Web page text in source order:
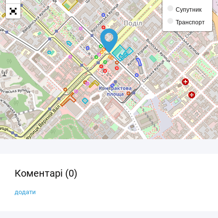
What you want 18 м
Кафе 29 м
Євразія 45 м
CRAFT vs PUB 45 м
One more pizza 48 м
Культура
Dymchuk Gallery 196 м
Будинок Петра І 213 м
Публічна бібліотека імені В. Некрасова
Супутник
Транспорт
Коментарі (0)
додати